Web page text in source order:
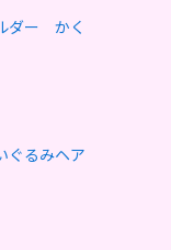
ダー かく
ぐるみヘア